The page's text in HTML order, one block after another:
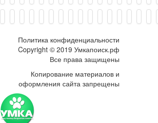
Политика конфиденциальности
Copyright © 2019 Умкапоиск.рф
Все права защищены
Копирование материалов и
оформления сайта запрещены